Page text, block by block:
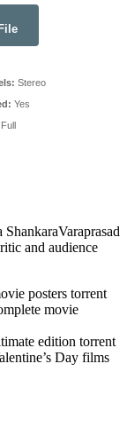
Stereo
Yes
Full
and audience
posters torrent
movie
edition torrent
Day films